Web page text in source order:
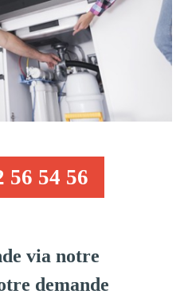
54 56
via notre
demande